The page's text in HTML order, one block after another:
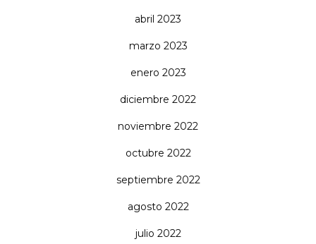
abril 2023
marzo 2023
enero 2023
diciembre 2022
noviembre 2022
octubre 2022
septiembre 2022
agosto 2022
julio 2022